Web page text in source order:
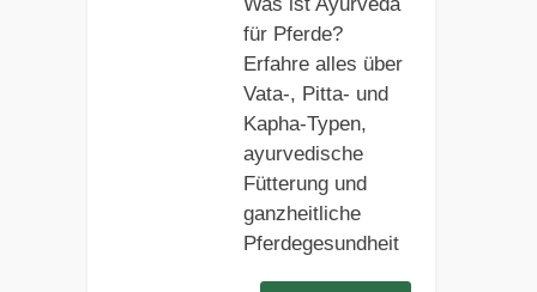
für Pferde?
Erfahre alles über
Vata-, Pitta- und
Kapha-Typen,
ayurvedische
Fütterung und
ganzheitliche
Pferdegesundheit